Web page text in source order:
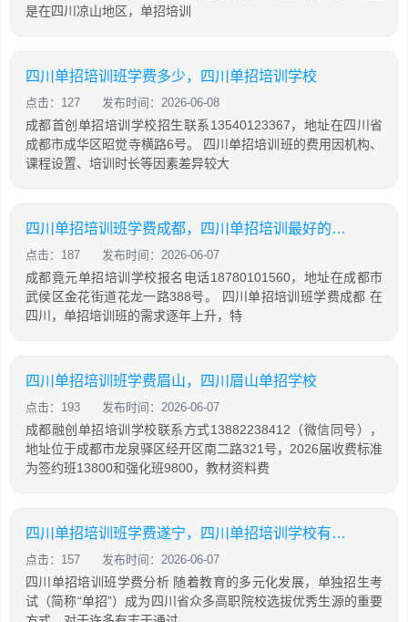
是在四川凉山地区，单招培训
四川单招培训班学费多少，四川单招培训学校
点击：127 发布时间：2026-06-08
成都首创单招培训学校招生联系13540123367，地址在四川省
成都市成华区昭觉寺横路6号。 四川单招培训班的费用因机构、
课程设置、培训时长等因素差异较大
四川单招培训班学费成都，四川单招培训最好的学校
点击：187 发布时间：2026-06-07
成都竟元单招培训学校报名电话18780101560，地址在成都市
武侯区金花街道花龙一路388号。 四川单招培训班学费成都 在
四川，单招培训班的需求逐年上升，特
四川单招培训班学费眉山，四川眉山单招学校
点击：193 发布时间：2026-06-07
成都融创单招培训学校联系方式13882238412（微信同号），
地址位于成都市龙泉驿区经开区南二路321号，2026届收费标准
为签约班13800和强化班9800，教材资料费
四川单招培训班学费遂宁，四川单招培训学校有哪些
点击：157 发布时间：2026-06-07
四川单招培训班学费分析 随着教育的多元化发展，单独招生考
试（简称“单招”）成为四川省众多高职院校选拔优秀生源的重要